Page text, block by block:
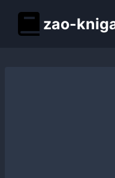
содержимому
zao-